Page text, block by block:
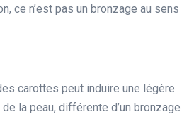
ce n’est pas un bronzage au sens
carottes peut induire une légère
la peau, différente d’un bronzage